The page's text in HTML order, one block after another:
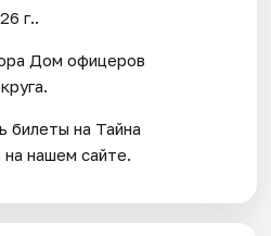
г..
Дом офицеров
билеты на Тайна
нашем сайте.